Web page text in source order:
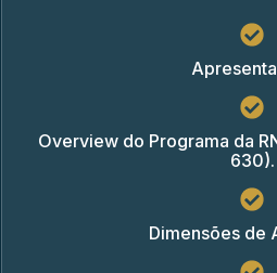
Overview do Programa da
630).
Dimensões de